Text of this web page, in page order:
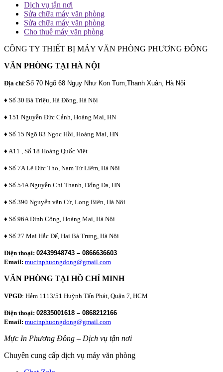
Dịch vụ tận nơi
Sửa chữa máy văn phòng
Sửa chữa máy văn phòng
Cho thuê máy văn phòng
CÔNG TY THIẾT BỊ MÁY VĂN PHÒNG PHƯƠNG ĐÔNG
VĂN PHÒNG TẠI HÀ NỘI
Địa chỉ:Số 70 Ngõ 68 Ngụy Như Kon Tum,Thanh Xuân, Hà Nội
♦ Số 30 Bà Triệu, Hà Đông, Hà Nội
♦ 151 Nguyễn Đức Cảnh, Hoàng Mai, HN
♦ Số 15 Ngõ 83 Ngọc Hồi, Hoàng Mai, HN
♦ A11 , Số 18 Hoàng Quốc Việt
♦ Số 7A Lê Đức Thọ, Nam Từ Liêm, Hà Nội
♦ Số 54A Nguyễn Chí Thanh, Đống Đa, HN
♦ Số 390 Nguyễn văn Cừ, Long Biên, Hà Nội
♦ Số 96A Định Công, Hoàng Mai, Hà Nội
♦ Số 27 Mai Hắc Đế, Hai Bà Trưng, Hà Nội
Điện thoại: 02439948743 – 0866636603
Email: mucinphuongdong@gmail.com
VĂN PHÒNG TẠI HỒ CHÍ MINH
VPGD: Hẻm 1113/51 Huỳnh Tấn Phát, Quận 7, HCM
Điện thoại: 02835001618 – 0868212166
Email: mucinphuongdong@gmail.com
Mực In Phương Đông – Dịch vụ tận nơi
Chuyên cung cấp dịch vụ máy văn phòng